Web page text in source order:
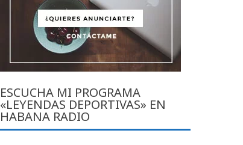
ESCUCHA MI PROGRAMA
«LEYENDAS DEPORTIVAS» EN
HABANA RADIO